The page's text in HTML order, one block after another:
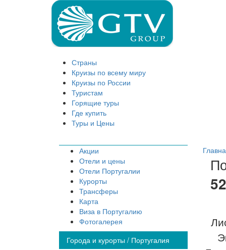
Страны
Круизы по всему миру
Круизы по России
Туристам
Горящие туры
Где купить
Туры и Цены
Акции
Отели и цены
Отели Португалии
Курорты
Трансферы
Карта
Виза в Португалию
Фотогалерея
Города и курорты / Португалия